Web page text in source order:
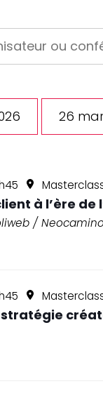
26
à l’ère
/